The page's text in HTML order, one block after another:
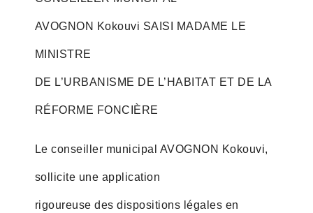
AVOGNON Kokouvi SAISI MADAME LE
MINISTRE
DE L’URBANISME DE L’HABITAT ET DE LA
RÉFORME FONCIÈRE
Le conseiller municipal AVOGNON Kokouvi,
sollicite une application
rigoureuse des dispositions légales en